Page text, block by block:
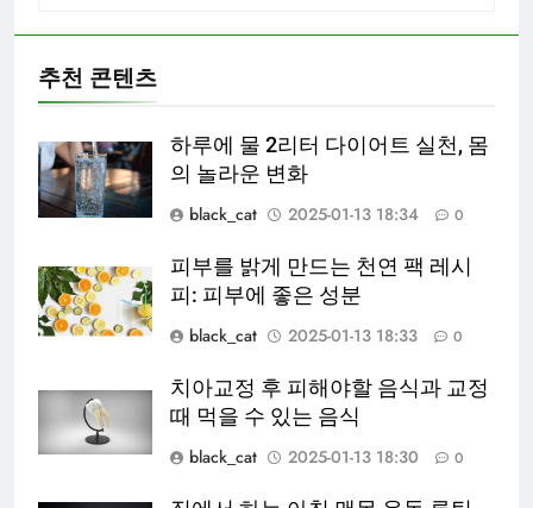
추천 콘텐츠
하루에 물 2리터 다이어트 실천, 몸
의 놀라운 변화
black_cat
2025-01-13 18:34 0
피부를 밝게 만드는 천연 팩 레시
피: 피부에 좋은 성분
black_cat
2025-01-13 18:33 0
치아교정 후 피해야할 음식과 교정
때 먹을 수 있는 음식
black_cat
2025-01-13 18:30 0